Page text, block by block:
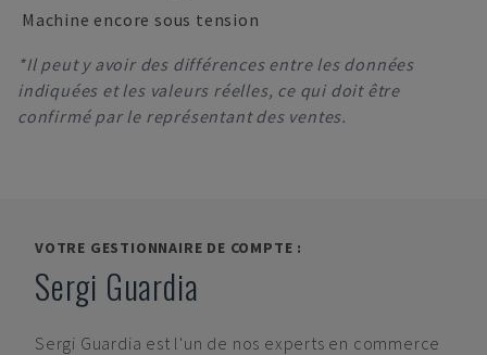
Machine encore sous tension
*Il peut y avoir des différences entre les données
indiquées et les valeurs réelles, ce qui doit être
confirmé par le représentant des ventes.
VOTRE GESTIONNAIRE DE COMPTE :
Sergi Guardia
Sergi Guardia est l'un de nos experts en commerce